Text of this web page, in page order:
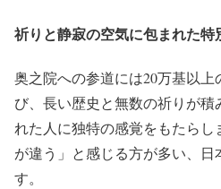
祈りと静寂の空気に包まれた特
奥之院への参道には20万基以
び、長い歴史と無数の祈りが
れた人に独特の感覚をもたら
が違う」と感じる方が多い、
す。